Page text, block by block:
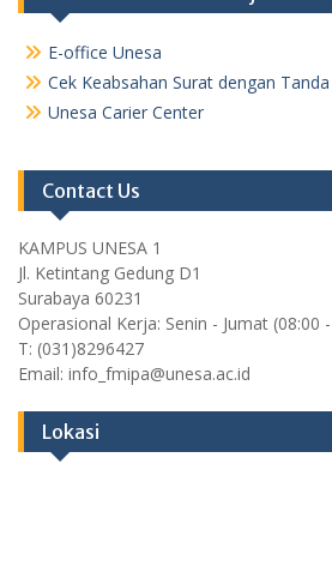
E-office Unesa
Cek Keabsahan Surat dengan
Unesa Carier Center
Contact Us
KAMPUS UNESA 1
Jl. Ketintang Gedung D1
Surabaya 60231
Operasional Kerja: Senin - Jumat (08:00
T: (031)8296427
Email: info_fmipa@unesa.ac.id
Lokasi